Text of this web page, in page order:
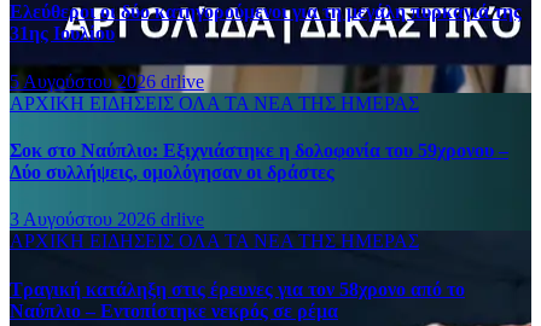
Ελεύθεροι οι δύο κατηγορούμενοι για τη μεγάλη πυρκαγιά της
31ης Ιουλίου
5 Αυγούστου 2026 drlive
ΑΡΧΙΚΗ ΕΙΔΗΣΕΙΣ ΟΛΑ ΤΑ ΝΕΑ ΤΗΣ ΗΜΕΡΑΣ
Σοκ στο Ναύπλιο: Εξιχνιάστηκε η δολοφονία του 59χρονου –
Δύο συλλήψεις, ομολόγησαν οι δράστες
3 Αυγούστου 2026 drlive
ΑΡΧΙΚΗ ΕΙΔΗΣΕΙΣ ΟΛΑ ΤΑ ΝΕΑ ΤΗΣ ΗΜΕΡΑΣ
Τραγική κατάληξη στις έρευνες για τον 58χρονο από το
Ναύπλιο – Εντοπίστηκε νεκρός σε ρέμα